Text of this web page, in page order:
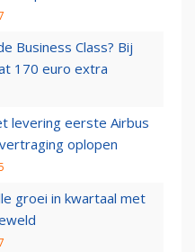
Business Class? Bij
170 euro extra
levering eerste Airbus
oplopen
groei in kwartaal met